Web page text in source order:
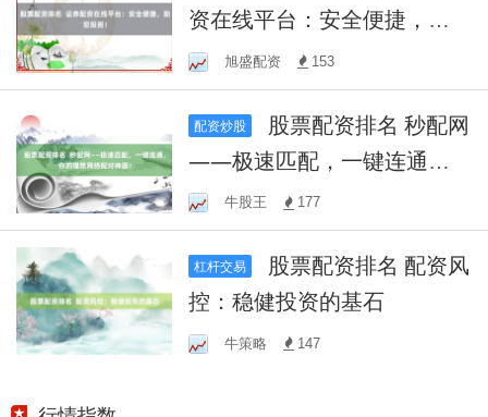
资在线平台：安全便捷，助
您投资！
旭盛配资 153
配资炒股
——极速匹配，一键连通，
你的理想网络配对神器！
牛股王 177
杠杆交易
控：稳健投资的基石
牛策略 147